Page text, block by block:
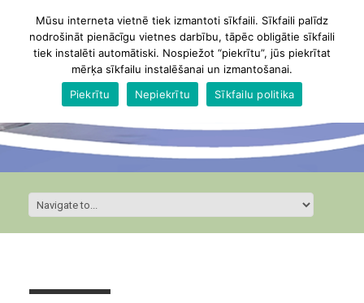
Mūsu interneta vietnē tiek izmantoti sīkfaili. Sīkfaili palīdz
nodrošināt pienācīgu vietnes darbību, tāpēc obligātie sīkfaili
tiek instalēti automātiski. Nospiežot “piekrītu”, jūs piekrītat
mērķa sīkfailu instalēšanai un izmantošanai.
Piekrītu
Nepiekrītu Sīkfailu politika